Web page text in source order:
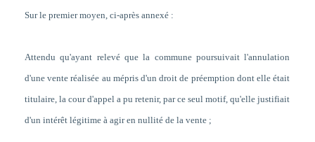
Sur le premier moyen, ci-après annexé :
Attendu qu'ayant relevé que la commune poursuivait l'annulation
d'une vente réalisée au mépris d'un droit de préemption dont elle était
titulaire, la cour d'appel a pu retenir, par ce seul motif, qu'elle justifiait
d'un intérêt légitime à agir en nullité de la vente ;